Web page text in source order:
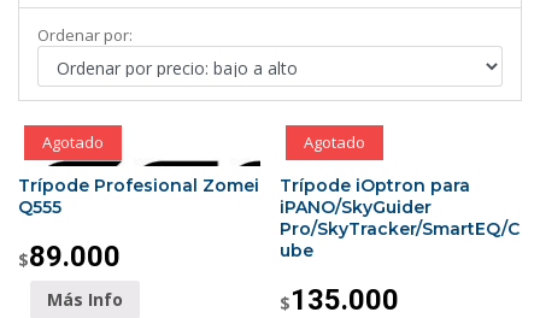
Ordenar por:
Agotado
Trípode Profesional Zomei
Q555
$89.000
Más Info
Agotado
Trípode iOptron para
iPANO/SkyGuider
Pro/SkyTracker/SmartEQ/C
ube
$135.000